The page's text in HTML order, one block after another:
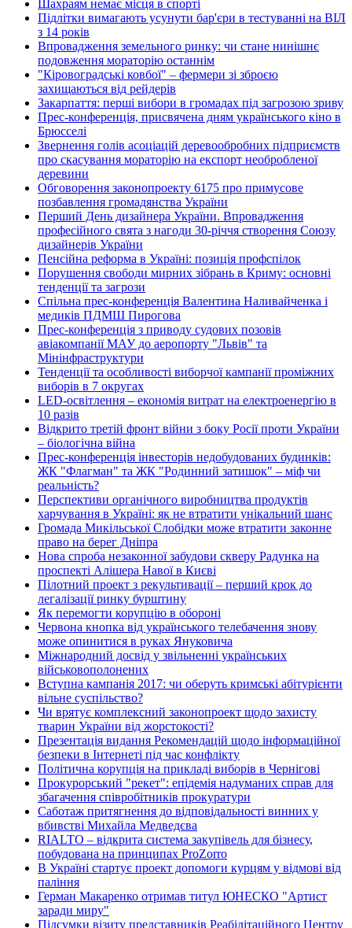
Шахраям немає місця в спорті
Підлітки вимагають усунути бар'єри в тестуванні на ВІЛ
з 14 років
Впровадження земельного ринку: чи стане нинішнє
подовження мораторію останнім
"Кіровоградські ковбої" – фермери зі зброєю
захищаються від рейдерів
Закарпаття: перші вибори в громадах під загрозою зриву
Прес-конференція, присвячена дням українського кіно в
Брюсселі
Звернення голів асоціацій деревообробних підприємств
про скасування мораторію на експорт необробленої
деревини
Обговорення законопроекту 6175 про примусове
позбавлення громадянства України
Перший День дизайнера України. Впровадження
професійного свята з нагоди 30-річчя створення Союзу
дизайнерів України
Пенсійна реформа в Україні: позиція профспілок
Порушення свободи мирних зібрань в Криму: основні
тенденції та загрози
Спільна прес-конференція Валентина Наливайченка і
медиків ПДМШ Пирогова
Прес-конференція з приводу судових позовів
авіакомпанії МАУ до аеропорту "Львів" та
Мінінфраструктури
Тенденції та особливості виборчої кампанії проміжних
виборів в 7 округах
LED-освітлення – економія витрат на електроенергію в
10 разів
Відкрито третій фронт війни з боку Росії проти України
– біологічна війна
Прес-конференція інвесторів недобудованих будинків:
ЖК "Флагман" та ЖК "Родинний затишок" – міф чи
реальність?
Перспективи органічного виробництва продуктів
харчування в Україні: як не втратити унікальний шанс
Громада Микільської Слобідки може втратити законне
право на берег Дніпра
Нова спроба незаконної забудови скверу Радунка на
проспекті Алішера Навої в Києві
Пілотний проект з рекультивації – перший крок до
легалізації ринку бурштину
Як перемогти корупцію в обороні
Червона кнопка від українського телебачення знову
може опинитися в руках Януковича
Міжнародний досвід у звільненні українських
військовополонених
Вступна кампанія 2017: чи оберуть кримські абітурієнти
вільне суспільство?
Чи врятує комплексний законопроект щодо захисту
тварин України від жорстокості?
Презентація видання Рекомендацій щодо інформаційної
безпеки в Інтернеті під час конфлікту
Політична корупція на прикладі виборів в Чернігові
Прокурорський "рекет": епідемія надуманих справ для
збагачення співробітників прокуратури
Саботаж притягнення до відповідальності винних у
вбивстві Михайла Медведєва
RIALTO – відкрита система закупівель для бізнесу,
побудована на принципах ProZorro
В Україні стартує проект допомоги курцям у відмові від
паління
Герман Макаренко отримав титул ЮНЕСКО "Артист
заради миру"
Підсумки візиту представників Реабілітаційного Центру